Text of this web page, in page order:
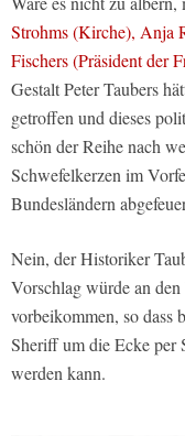
Strohms (Kirche), Anja
Fischers (Präsident der
Gestalt Peter Taubers
getroffen und dieses
schön der Reihe nach
Schwefelkerzen im
Bundesländern
Nein, der Historiker
Vorschlag würde an
vorbeikommen, so dass
Sheriff um die Ecke per
werden kann.